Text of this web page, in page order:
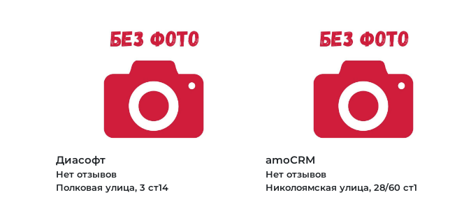
Диасофт
Нет отзывов
Полковая улица, 3 ст14
amoCRM
Нет отзывов
Николоямская улица, 28/60 ст1